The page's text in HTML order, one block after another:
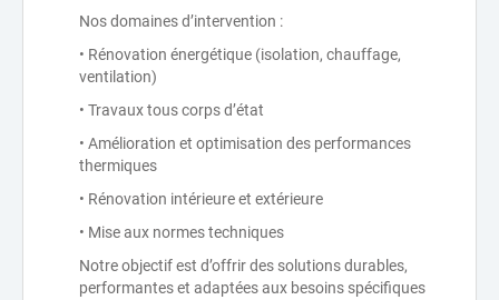
Nos domaines d’intervention :
• Rénovation énergétique (isolation, chauffage,
ventilation)
• Travaux tous corps d’état
• Amélioration et optimisation des performances
thermiques
• Rénovation intérieure et extérieure
• Mise aux normes techniques
Notre objectif est d’offrir des solutions durables,
performantes et adaptées aux besoins spécifiques